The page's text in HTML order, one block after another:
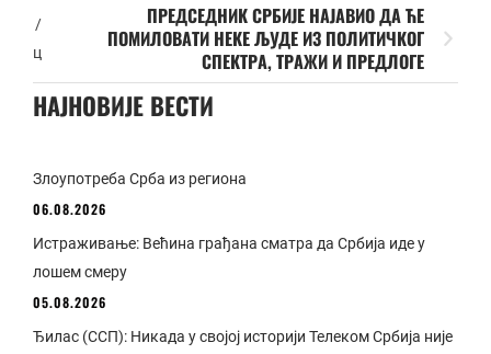
/
ц
ПРЕДСЕДНИК СРБИЈЕ НАЈАВИО ДА ЋЕ
ПОМИЛОВАТИ НЕКЕ ЉУДЕ ИЗ ПОЛИТИЧКОГ
СПЕКТРА, ТРАЖИ И ПРЕДЛОГЕ
НАЈНОВИЈЕ ВЕСТИ
Злоупотреба Срба из региона
06.08.2026
Истраживање: Већина грађана сматра да Србија иде у
лошем смеру
05.08.2026
Ђилас (ССП): Никада у својој историји Телеком Србија није